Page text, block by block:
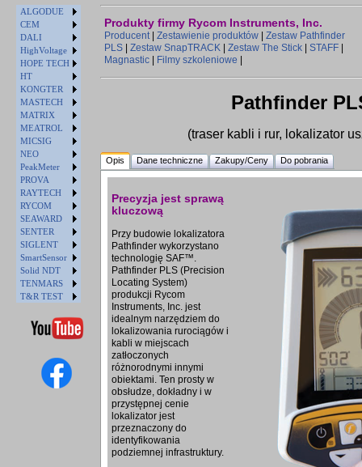
ALGODUE
CEM
DALI
HighVoltage
HOPE TECH
HT
KONGTER
MASTECH
MATRIX
MEATROL
MICSIG
NEO
PeakMeter
PROVA
RAYTECH
RYCOM
SEAWARD
SENTER
SIGLENT
SmartSensor
Solid NDT
TENMARS
T&R TEST
Produkty firmy Rycom Instruments, Inc.
Producent| Zestawienie produktów
Zestaw Pathfinder
PLS
Zestaw SnapTRACK Zestaw The Stick STAFF
Magnastic
Filmy szkoleniowe
Pathfinder
(traser kabli i rur, lokalizator
Opis Dane techniczne Zakupy/Ceny Do pobrania
Precyzja jest sprawą
kluczową
Przy budowie lokalizatora
Pathfinder wykorzystano
technologię SAF™.
Pathfinder PLS (Precision
Locating System)
produkcji Rycom
Instruments, Inc. jest
idealnym narzędziem do
lokalizowania rurociągów i
kabli w miejscach
zatłoczonych
różnorodnymi innymi
obiektami. Ten prosty w
obsłudze, dokładny i w
przystępnej cenie
lokalizator jest
przeznaczony do
identyfikowania
podziemnej infrastruktury.